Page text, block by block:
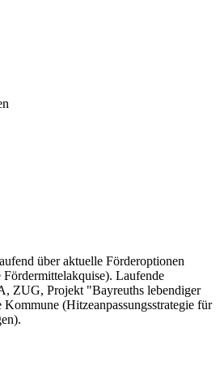
über aktuelle Förderoptionen
Laufende
ZUG, Projekt "Bayreuths lebendiger
(Hitzeanpassungsstrategie für